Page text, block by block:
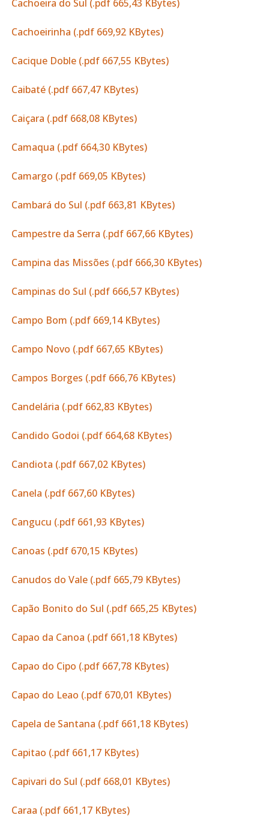
Cachoeira do Sul (.pdf 665,43 KBytes)
Cachoeirinha (.pdf 669,92 KBytes)
Cacique Doble (.pdf 667,55 KBytes)
Caibaté (.pdf 667,47 KBytes)
Caiçara (.pdf 668,08 KBytes)
Camaqua (.pdf 664,30 KBytes)
Camargo (.pdf 669,05 KBytes)
Cambará do Sul (.pdf 663,81 KBytes)
Campestre da Serra (.pdf 667,66 KBytes)
Campina das Missões (.pdf 666,30 KBytes)
Campinas do Sul (.pdf 666,57 KBytes)
Campo Bom (.pdf 669,14 KBytes)
Campo Novo (.pdf 667,65 KBytes)
Campos Borges (.pdf 666,76 KBytes)
Candelária (.pdf 662,83 KBytes)
Candido Godoi (.pdf 664,68 KBytes)
Candiota (.pdf 667,02 KBytes)
Canela (.pdf 667,60 KBytes)
Cangucu (.pdf 661,93 KBytes)
Canoas (.pdf 670,15 KBytes)
Canudos do Vale (.pdf 665,79 KBytes)
Capão Bonito do Sul (.pdf 665,25 KBytes)
Capao da Canoa (.pdf 661,18 KBytes)
Capao do Cipo (.pdf 667,78 KBytes)
Capao do Leao (.pdf 670,01 KBytes)
Capela de Santana (.pdf 661,18 KBytes)
Capitao (.pdf 661,17 KBytes)
Capivari do Sul (.pdf 668,01 KBytes)
Caraa (.pdf 661,17 KBytes)